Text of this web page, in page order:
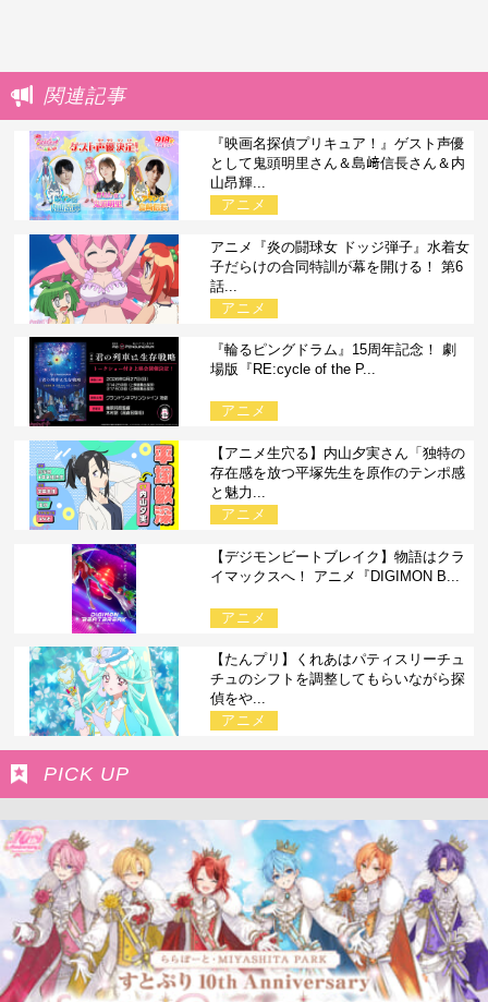
関連記事
『映画名探偵プリキュア！』ゲスト声優
として鬼頭明里さん＆島﨑信長さん＆内
山昂輝...
アニメ
アニメ『炎の闘球女 ドッジ弾子』水着女
子だらけの合同特訓が幕を開ける！ 第6
話...
アニメ
『輪るピングドラム』15周年記念！ 劇
場版『RE:cycle of the P...
アニメ
【アニメ生穴る】内山夕実さん「独特の
存在感を放つ平塚先生を原作のテンポ感
と魅力...
アニメ
【デジモンビートブレイク】物語はクラ
イマックスへ！ アニメ『DIGIMON B...
アニメ
【たんプリ】くれあはパティスリーチュ
チュのシフトを調整してもらいながら探
偵をや...
アニメ
PICK UP